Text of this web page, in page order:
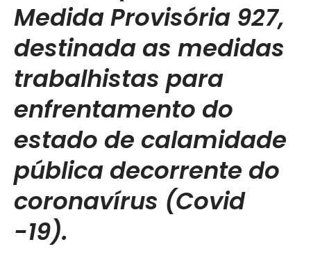
Medida Provisória 927,
destinada as medidas
trabalhistas para
enfrentamento do
estado de calamidade
pública decorrente do
coronavírus (Covid
-19).